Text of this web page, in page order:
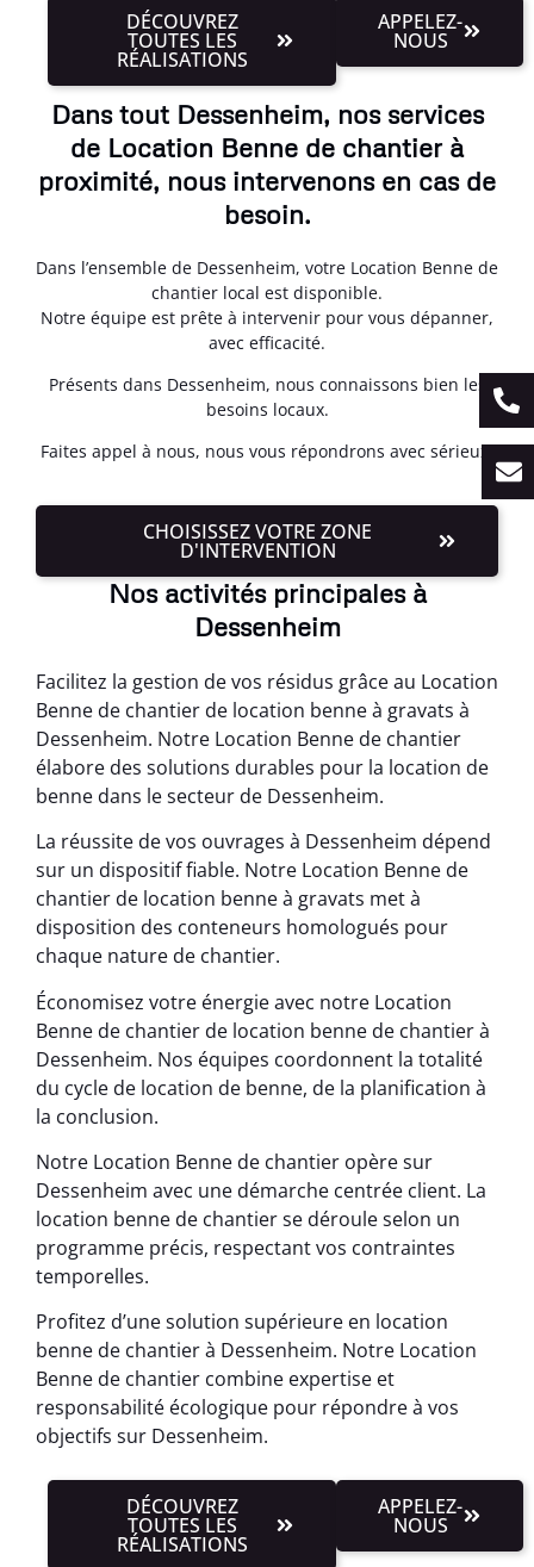
DÉCOUVREZ
TOUTES LES
RÉALISATIONS
APPELEZ-
NOUS
Dans tout Dessenheim, nos services
de Location Benne de chantier à
proximité, nous intervenons en cas de
besoin.
Dans l’ensemble de Dessenheim, votre Location Benne de
chantier local est disponible.
Notre équipe est prête à intervenir pour vous dépanner,
avec efficacité.
Présents dans Dessenheim, nous connaissons bien les
besoins locaux.
Faites appel à nous, nous vous répondrons avec sérieux.
CHOISISSEZ VOTRE ZONE
D'INTERVENTION
Nos activités principales à
Dessenheim
Facilitez la gestion de vos résidus grâce au Location
Benne de chantier de location benne à gravats à
Dessenheim. Notre Location Benne de chantier
élabore des solutions durables pour la location de
benne dans le secteur de Dessenheim.
La réussite de vos ouvrages à Dessenheim dépend
sur un dispositif fiable. Notre Location Benne de
chantier de location benne à gravats met à
disposition des conteneurs homologués pour
chaque nature de chantier.
Économisez votre énergie avec notre Location
Benne de chantier de location benne de chantier à
Dessenheim. Nos équipes coordonnent la totalité
du cycle de location de benne, de la planification à
la conclusion.
Notre Location Benne de chantier opère sur
Dessenheim avec une démarche centrée client. La
location benne de chantier se déroule selon un
programme précis, respectant vos contraintes
temporelles.
Profitez d’une solution supérieure en location
benne de chantier à Dessenheim. Notre Location
Benne de chantier combine expertise et
responsabilité écologique pour répondre à vos
objectifs sur Dessenheim.
DÉCOUVREZ
TOUTES LES
RÉALISATIONS
APPELEZ-
NOUS